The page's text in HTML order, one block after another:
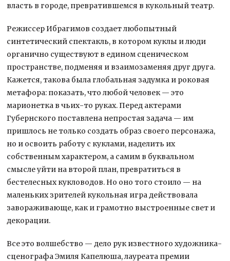
власть в городе, превратившемся в кукольный театр.
Режиссер Ибрагимов создает любопытный
синтетический спектакль, в котором куклы и люди
органично существуют в едином сценическом
пространстве, подменяя и взаимозаменяя друг друга.
Кажется, такова была глобальная задумка и роковая
метафора: показать, что любой человек — это
марионетка в чьих-то руках. Перед актерами
Губернского поставлена непростая задача — им
пришлось не только создать образ своего персонажа,
но и освоить работу с куклами, наделить их
собственным характером, а самим в буквальном
смысле уйти на второй план, превратиться в
бестелесных кукловодов. Но оно того стоило — на
маленьких зрителей кукольная игра действовала
завораживающе, как и грамотно выстроенные свет и
декорации.
Все это волшебство — дело рук известного художника-
сценографа Эмиля Капелюша, лауреата премии